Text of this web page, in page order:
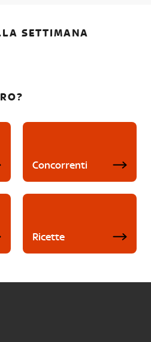
SETTIMANA
Concorrenti
Ricette